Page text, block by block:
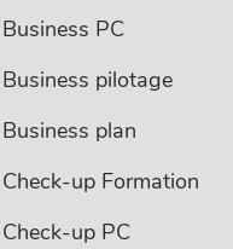
Business PC
Business pilotage
Business plan
Check-up Formation
Check-up PC